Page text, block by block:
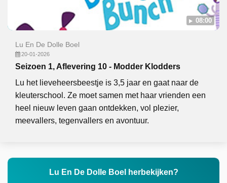
08:00
Lu En De Dolle Boel
20-01-2026
Seizoen 1, Aflevering 10 - Modder Klodders
Lu het lieveheersbeestje is 3,5 jaar en gaat naar de
kleuterschool. Ze moet samen met haar vrienden een
heel nieuw leven gaan ontdekken, vol plezier,
meevallers, tegenvallers en avontuur.
Lu En De Dolle Boel herbekijken?